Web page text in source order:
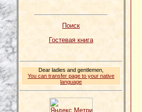
Поиск
Гостевая книга
Dear ladies and gentlemen,
You can transfer page to your native
language